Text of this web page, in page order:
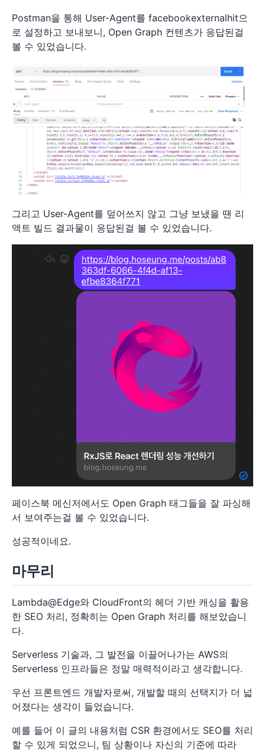
Postman을 통해 User-Agent를 facebookexternalhit으
로 설정하고 보내보니, Open Graph 컨텐츠가 응답된걸
볼 수 있었습니다.
그리고 User-Agent를 덮어쓰지 않고 그냥 보냈을 땐 리
액트 빌드 결과물이 응답된걸 볼 수 있었습니다.
페이스북 메신저에서도 Open Graph 태그들을 잘 파싱해
서 보여주는걸 볼 수 있었습니다.
성공적이네요.
마무리
Lambda@Edge와 CloudFront의 헤더 기반 캐싱을 활용
한 SEO 처리, 정확히는 Open Graph 처리를 해보았습니
다.
Serverless 기술과, 그 발전을 이끌어나가는 AWS의
Serverless 인프라들은 정말 매력적이라고 생각합니다.
우선 프론트엔드 개발자로써, 개발할 때의 선택지가 더 넓
어졌다는 생각이 들었습니다.
예를 들어 이 글의 내용처럼 CSR 환경에서도 SEO를 처리
할 수 있게 되었으니, 팀 상황이나 자신의 기준에 따라